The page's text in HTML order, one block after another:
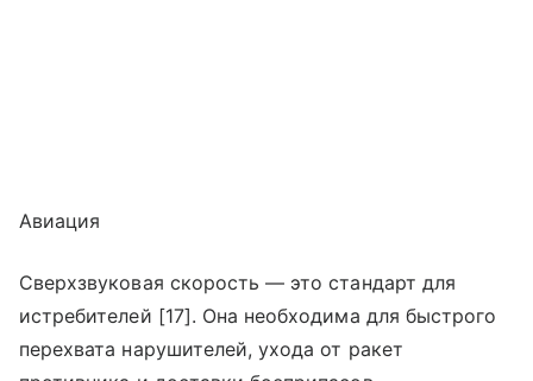
Авиация
Сверхзвуковая скорость — это стандарт для
истребителей [17]. Она необходима для быстрого
перехвата нарушителей, ухода от ракет